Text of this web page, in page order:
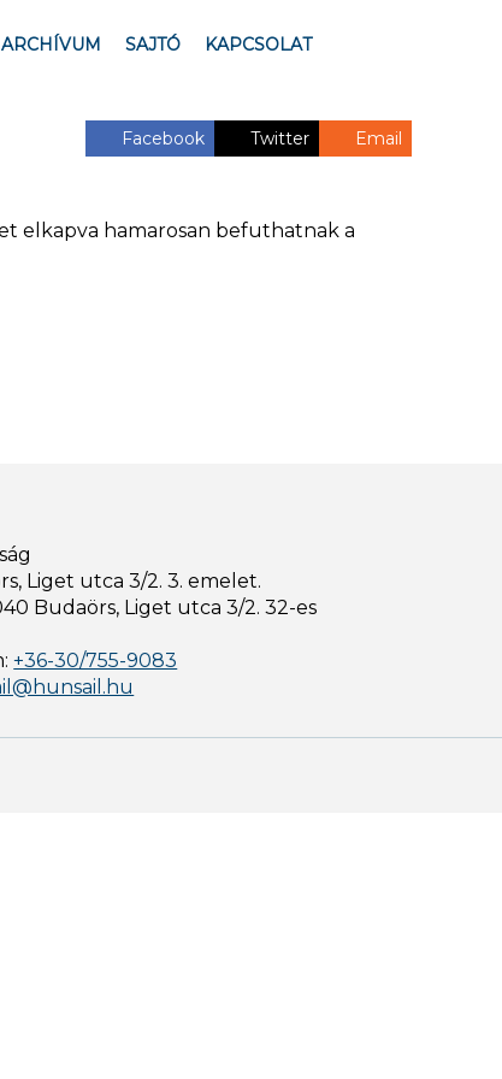
ARCHÍVUM SAJTÓ KAPCSOLAT
Facebook Twitter Email
elkapva hamarosan befuthatnak a
Liget utca 3/2. 3. emelet.
Budaörs, Liget utca 3/2. 32-es
+36-30/755-9083